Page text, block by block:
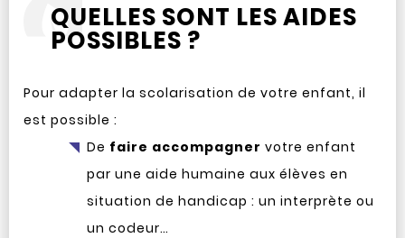
QUELLES SONT LES AIDES
POSSIBLES ?
Pour adapter la scolarisation de votre enfant, il
est possible :
De faire accompagner votre enfant
par une aide humaine aux élèves en
situation de handicap : un interprète ou
un codeur…